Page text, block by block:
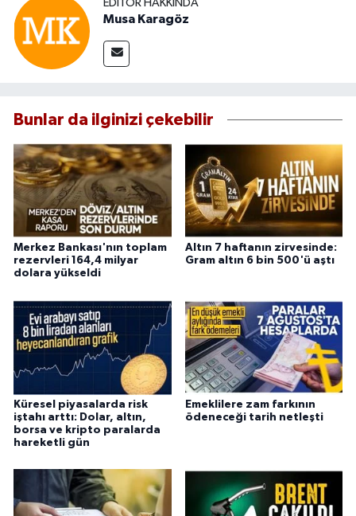
EDITÖR HAKKINDA
Musa Karagöz
Bunlar da ilginizi çekebilir
Merkez Bankası'nın toplam
rezervleri 164,4 milyar
dolara yükseldi
Altın 7 haftanın zirvesinde:
Gram altın 6 bin 500'ü aştı
Küresel piyasalarda risk
iştahı arttı: Dolar, altın,
borsa ve kripto paralarda
hareketli gün
Emeklilere zam farkının
ödeneceği tarih netleşti